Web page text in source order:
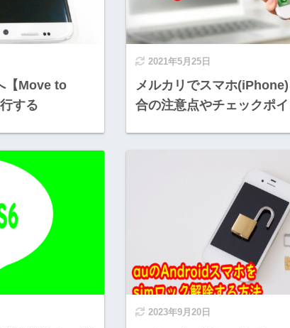
【Move to
する
2021年5月25日
メルカリでスマホ
合の注意点やチェックポイ
2023年9月20日